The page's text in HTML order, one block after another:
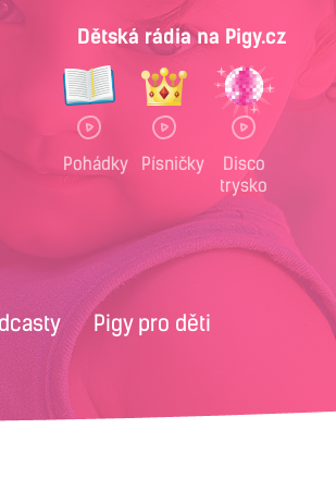
Dětská rádia na Pigy.cz
Pohádky Písničky
Disco
trysko
Pigy pro děti